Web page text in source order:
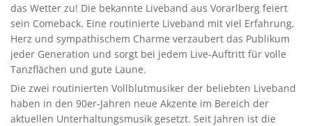
das Wetter zu! Die bekannte Liveband aus Vorarlberg feiert
sein Comeback. Eine routinierte Liveband mit viel Erfahrung,
Herz und sympathischem Charme verzaubert das Publikum
jeder Generation und sorgt bei jedem Live-Auftritt für volle
Tanzflächen und gute Laune.
Die zwei routinierten Vollblutmusiker der beliebten Liveband
haben in den 90er-Jahren neue Akzente im Bereich der
aktuellen Unterhaltungsmusik gesetzt. Seit Jahren ist die